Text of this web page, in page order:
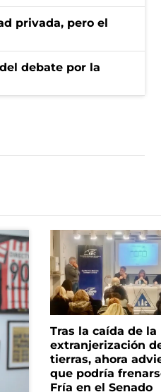
privada, pero el
debate por la
Tras la caída de la
extranjerización
tierras, ahora
que podría
Fría en el Senado